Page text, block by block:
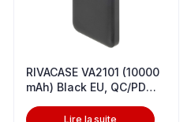
RIVACASE VA2101 (10000
mAh) Black EU, QC/PD
Lire la suite